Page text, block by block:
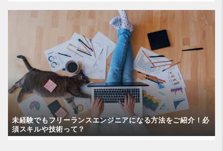
未経験でもフリーランスエンジニアになる方法をご紹介！必
須スキルや技術って？